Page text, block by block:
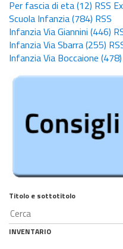
Per fascia di eta(12) RSS
Scuola Infanzia(784) RSS
Infanzia Via Giannini (446)
Infanzia Via Sbarra(255)
Infanzia Via Boccaione (478)
Titolo e sottotitolo
INVENTARIO